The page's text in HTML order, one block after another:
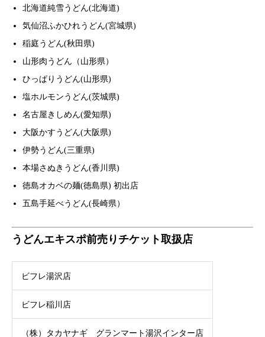
北海道純雪うどん(北海道)
気仙沼ふかひれうどん(宮城県)
稲庭うどん(秋田県)
山形肉うどん（山形県）
ひっぱりうどん(山形県)
塩ホルモンうどん(茨城県)
名古屋きしめん(愛知県)
大阪かすうどん(大阪県)
伊勢うどん(三重県)
本場さぬきうどん(香川県)
徳島オカベの麺(徳島県) 初出店
五島手延べうどん(長崎県）
うどんエキスポ前売りチケット取扱店
ビフレ湯沢店
ビフレ稲川店
（株）タカヤナギ グランマート湯沢インター店